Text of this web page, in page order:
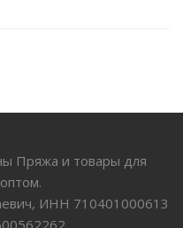
Пряжа и товары для
ИНН 710401000613